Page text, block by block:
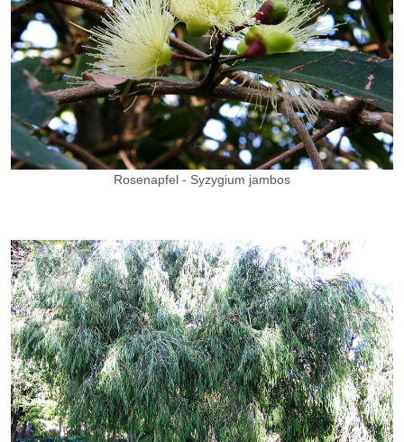
Rosenapfel - Syzygium jambos